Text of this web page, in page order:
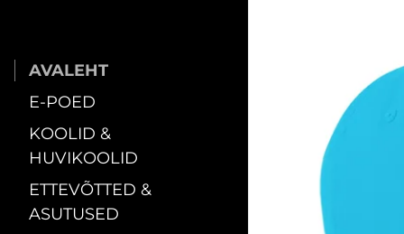
AVALEHT
E-POED
KOOLID &
HUVIKOOLID
ETTEVÕTTED &
ASUTUSED